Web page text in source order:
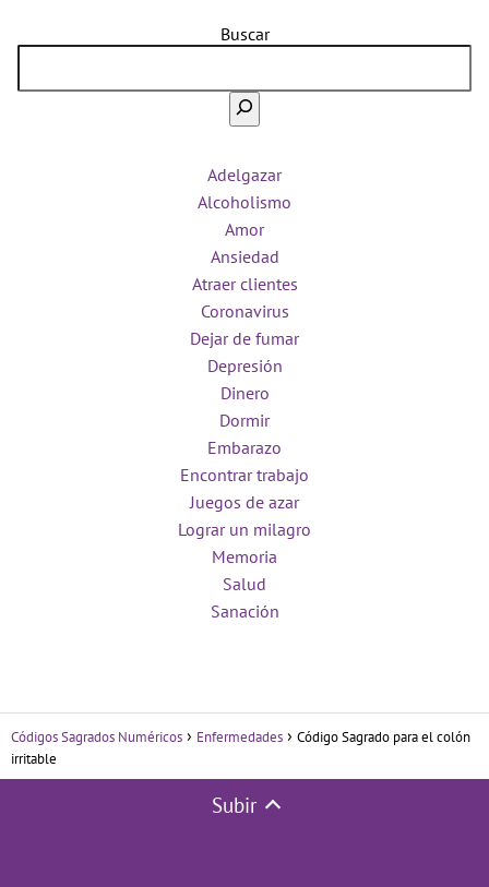
Buscar
Adelgazar
Alcoholismo
Amor
Ansiedad
Atraer clientes
Coronavirus
Dejar de fumar
Depresión
Dinero
Dormir
Embarazo
Encontrar trabajo
Juegos de azar
Lograr un milagro
Memoria
Salud
Sanación
Códigos Sagrados Numéricos Enfermedades
Código Sagrado para el colón
irritable
Subir